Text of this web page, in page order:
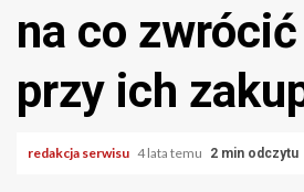
na co
przy ich
redakcja serwisu 4 lata temu 2 min odczytu